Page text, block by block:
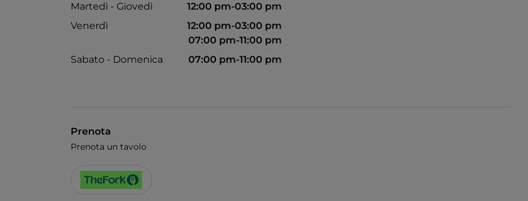
Martedì - Giovedì
12:00 pm-03:00 pm
Venerdì
12:00 pm-03:00 pm
07:00 pm-11:00 pm
Sabato - Domenica
07:00 pm-11:00 pm
Prenota
Prenota un tavolo